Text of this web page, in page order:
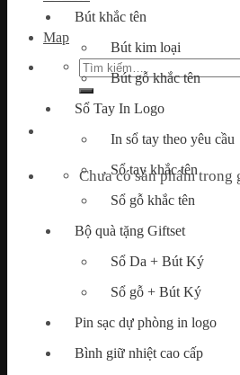
Map
Tìm
kiếm:
Chưa có sản phẩm trong
Bút khắc tên
Bút kim loại
Bút gỗ khắc tên
Sổ Tay In Logo
In sổ tay theo yêu cầu
Sổ tay khắc tên
Sổ gỗ khắc tên
Bộ quà tặng Giftset
Sổ Da + Bút Ký
Sổ gỗ + Bút Ký
Pin sạc dự phòng in logo
Bình giữ nhiệt cao cấp